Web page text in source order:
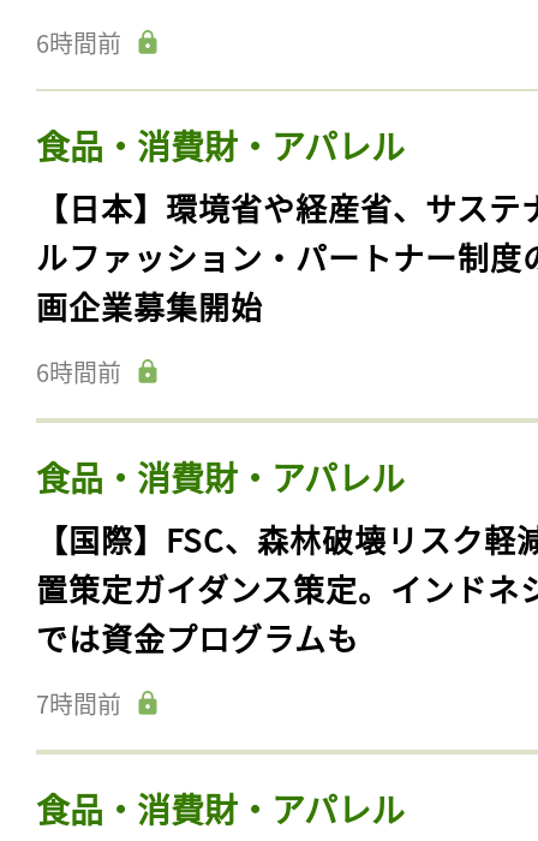
6時間前
食品・消費財・アパレル
【日本】環境省や経産省、サステ
ルファッション・パートナー制度
画企業募集開始
6時間前
食品・消費財・アパレル
【国際】FSC、森林破壊リスク軽
置策定ガイダンス策定。インドネ
では資金プログラムも
7時間前
食品・消費財・アパレル